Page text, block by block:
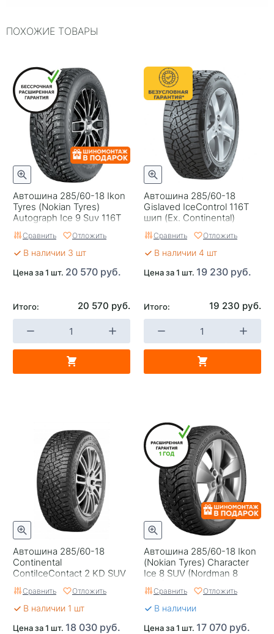
Типоразмер
Тип шины
Легковые
RunFlat
Комплектация
Шина
Шип
Шипованная
Гарантия
1 год
Страна изготовителя
Россия
ПОХОЖИЕ ТОВАРЫ
Автошина 285/60-18 Ikon
Tyres (Nokian Tyres)
Autograph Ice 9 Suv 116T
Шип
Сравнить Отложить
В наличии 3 шт
Цена за 1 шт. 20 570 руб.
Итого: 20 570 руб.
Автошина 285/60-18
Gislaved IceControl 116T
шип (Ex. Continental)
Сравнить Отложить
В наличии 4 шт
Цена за 1 шт. 19 230 руб.
Итого: 19 230 руб.
Автошина 285/60-18
Continental
ContiIceContact 2 KD SUV
116Т шип
Сравнить Отложить
В наличии 1 шт
Цена за 1 шт. 18 030 руб.
Автошина 285/60-18 Ikon
(Nokian Tyres) Character
Ice 8 SUV (Nordman 8
SUV) 116T шип
Сравнить Отложить
В наличии
Цена за 1 шт. 17 070 руб.